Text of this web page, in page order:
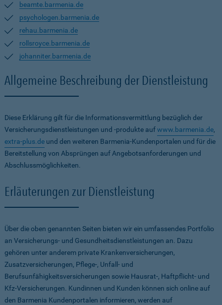
beamte.barmenia.de
psychologen.barmenia.de
rehau.barmenia.de
rollsroyce.barmenia.de
johanniter.barmenia.de
Allgemeine Beschreibung der Dienstleistung
Diese Erklärung gilt für die Informationsvermittlung bezüglich der
Versicherungsdienstleistungen und -produkte aufwww.barmenia.de,
extra-plus.de und den weiteren Barmenia-Kundenportalen und für die
Bereitstellung von Absprüngen auf Angebotsanforderungen und
Abschlussmöglichkeiten.
Erläuterungen zur Dienstleistung
Über die oben genannten Seiten bieten wir ein umfassendes Portfolio
an Versicherungs- und Gesundheitsdienstleistungen an. Dazu
gehören unter anderem private Krankenversicherungen,
Zusatzversicherungen, Pflege-, Unfall- und
Berufsunfähigkeitsversicherungen sowie Hausrat-, Haftpflicht- und
Kfz-Versicherungen. Kundinnen und Kunden können sich online auf
den Barmenia Kundenportalen informieren, werden auf